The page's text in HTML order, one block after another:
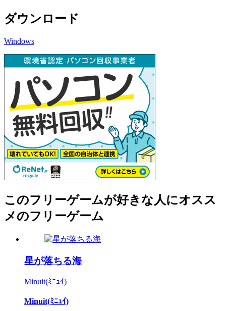
ダウンロード
Windows
このフリーゲームが好きな人にオスス
メのフリーゲーム
星が落ちる海
Minuit(ﾐﾆｭｲ)
Minuit(ﾐﾆｭｲ)